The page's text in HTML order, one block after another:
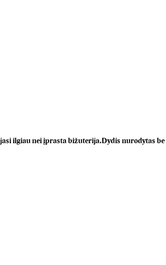
ilgiau nei įprasta bižuterija.Dydis nurodytas